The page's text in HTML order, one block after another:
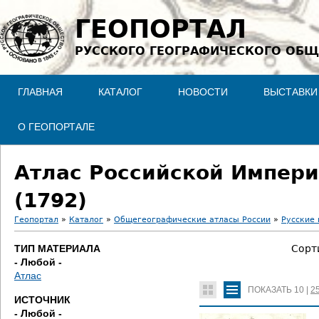
Jump to navigation
ГЕОПОРТАЛ
РУССКОГО ГЕОГРАФИЧЕСКОГО
ГЛАВНАЯ КАТАЛОГ НОВОСТИ ВЫСТАВКИ
О ГЕОПОРТАЛЕ
Атлас Российской
(1792)
В
ы
з
Геопортал » Каталог » Общегеографические атласы России » Русские
ТИП МАТЕРИАЛА
- Любой -
Атлас
ИСТОЧНИК
- Любой -
ПОКАЗАТЬ 10